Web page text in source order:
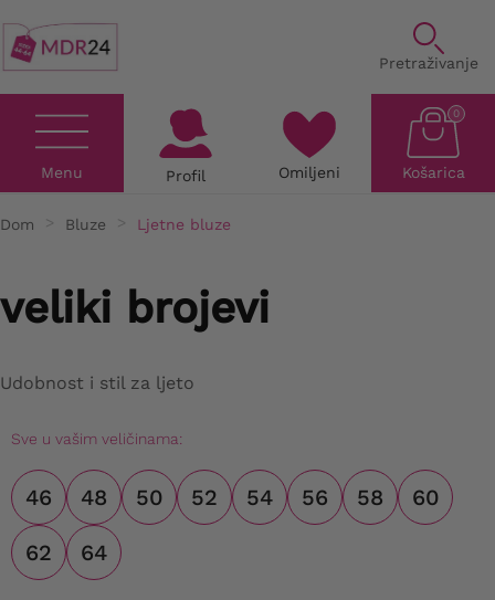
Pretraživanje
Menu Profil Omiljeni Košarica
0
Dom Bluze Ljetne bluze
veliki brojevi
Udobnost i stil za ljeto
Sve u vašim veličinama:
46 48 50 52 54 56 58 60
62 64